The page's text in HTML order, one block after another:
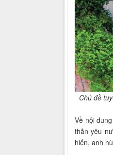
Chủ đề
Về nội
thần yêu
hiến, anh